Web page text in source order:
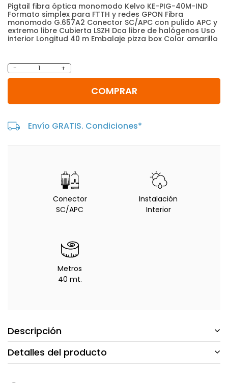
Pigtail fibra óptica monomodo Kelvo KE-PIG-40M-IND
Formato simplex para FTTH y redes GPON Fibra
monomodo G.657A2 Conector SC/APC con pulido APC y
extremo libre Cubierta LSZH Dca libre de halógenos Uso
interior Longitud 40 m Embalaje pizza box Color amarillo
- +
COMPRAR
Envío GRATIS. Condiciones*
Conector
SC/APC
Instalación
Interior
Metros
40 mt.
Descripción
Detalles del producto